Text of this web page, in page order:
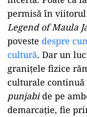
permisă în viitorul
Legend of Maula
poveste despre
cultură. Dar un
granițele fizice
culturale continuă
punjabide pe
demarcație, fie